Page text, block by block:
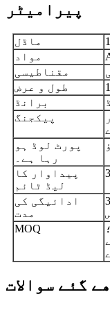
پیرامیٹر
ماڈل
مواد
مقناطیسی
طول و عرض
برانڈ
پیکجنگ
پورٹ لوڈ ہو
رہا ہے۔
پیداوار کا
لیڈ ٹائم
ادائیگی کی
مدت
کی
MOQ
گئے سوالات